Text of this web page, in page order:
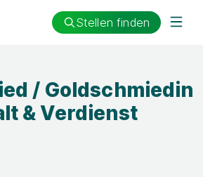
Stellen finden
/ Goldschmiedin
& Verdienst